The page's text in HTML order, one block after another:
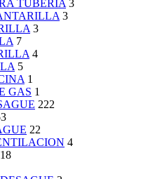
TUBERIA 3
3
3
7
4
5
1
GAS 1
222
22
4
18